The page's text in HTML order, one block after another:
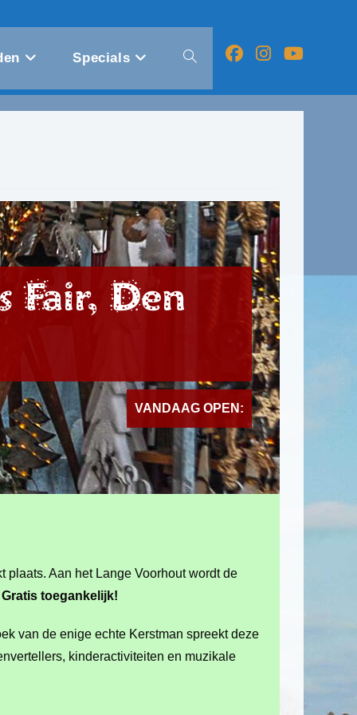
Specials Toggle
Fair, Den
VANDAAG OPEN:
plaats. Aan het Lange Voorhout wordt de
Gratis toegankelijk!
van de enige echte Kerstman spreekt deze
kinderactiviteiten en muzikale